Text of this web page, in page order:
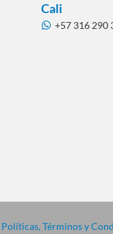
Cali
+57 316 290
Políticas, Términos y